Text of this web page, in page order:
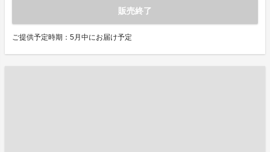
販売終了
ご提供予定時期：5月中にお届け予定